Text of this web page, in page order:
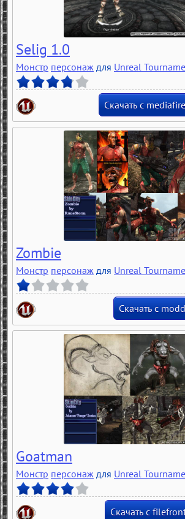
Selig 1.0
Монстр персонаж для Unreal
Скачать с
Zombie
Монстр персонаж для Unreal
Скачать с
Goatman
Монстр персонаж для Unreal
Скачать с